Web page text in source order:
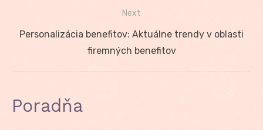
Next
Next
Personalizácia benefitov: Aktuálne trendy v oblasti
firemných benefitov
Poradňa